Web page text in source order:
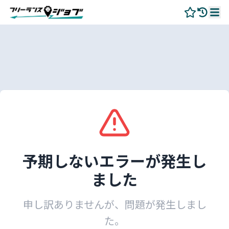
予期しないエラーが発生し
ました
申し訳ありませんが、問題が発生しまし
た。